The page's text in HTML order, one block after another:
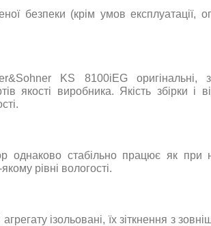
безпеки (крім умов експлуатації,
KS 8100iEG оригінальні,
якості виробника. Якість збірки і
.
однаково стабільно працює як при
якому рівні вологості.
агрегату ізольовані, їх зіткнення з